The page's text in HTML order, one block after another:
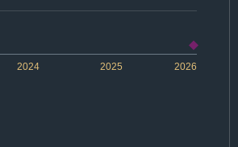
2024 2026
2025